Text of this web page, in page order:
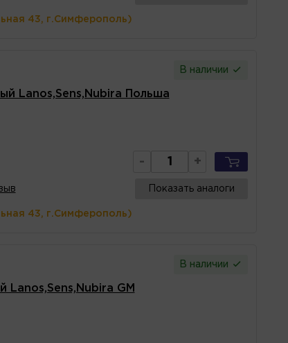
43, г.Симферополь)
В наличии
Lanos,Sens,Nubira Польша
- +
Показать аналоги
43, г.Симферополь)
В наличии
Lanos,Sens,Nubira GM